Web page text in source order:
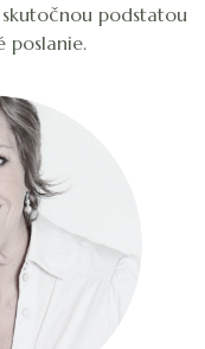
podstatou
poslanie.